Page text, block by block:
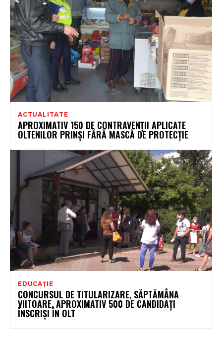
ACTUALITATE
APROXIMATIV 150 DE CONTRAVENȚII APLICATE
OLTENILOR PRINȘI FĂRĂ MASCĂ DE PROTECȚIE
EDUCAȚIE
CONCURSUL DE TITULARIZARE, SĂPTĂMÂNA
VIITOARE. APROXIMATIV 500 DE CANDIDAȚI
ÎNSCRIȘI ÎN OLT